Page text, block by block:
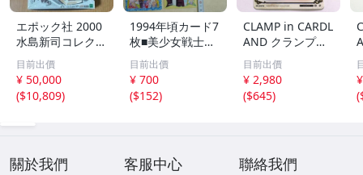
エポック社 2000
水島新司コレクシ
ョンカード レギ
ュラー全162種コ
ンプ ドカベン あ
ぶさん 野球狂の
目前出價
¥ 50,000
($10,809)
1994年頃カード7
枚■美少女戦士セ
ーラームーン■ア
マダやバンブレス
ト■送料185円■ト
レカ
目前出價
¥ 700
($152)
CLAMP in CARDL
AND クランプイ
ンカードランド
第5弾 ポイント C
ongratulation!
引換カード 夢を
目前出價
¥ 2,980
($645)
(
關於我們 客服中心 聯絡我們